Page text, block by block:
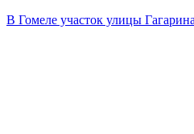
В Гомеле участок улицы